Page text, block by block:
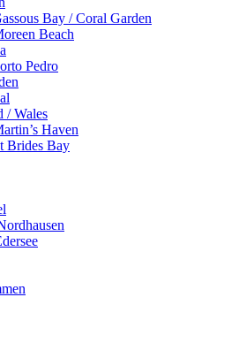
Bay / Coral Garden
Beach
Pedro
/ Wales
Haven
Brides Bay